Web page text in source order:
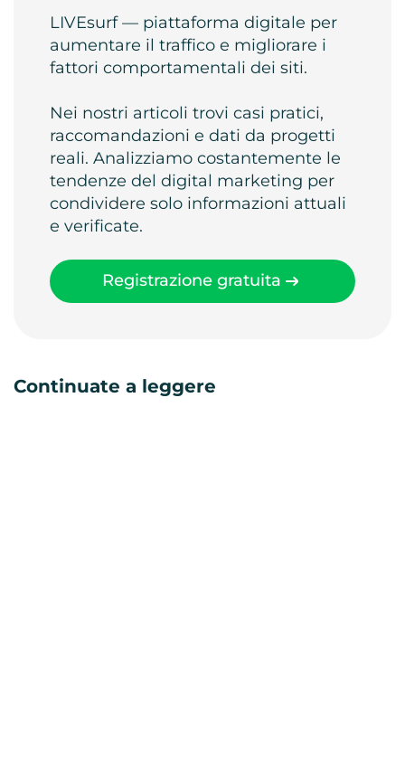
LIVEsurf — piattaforma digitale per
aumentare il traffico e migliorare i
fattori comportamentali dei siti.
Nei nostri articoli trovi casi pratici,
raccomandazioni e dati da progetti
reali. Analizziamo costantemente le
tendenze del digital marketing per
condividere solo informazioni attuali
e verificate.
Registrazione gratuita
Continuate a leggere